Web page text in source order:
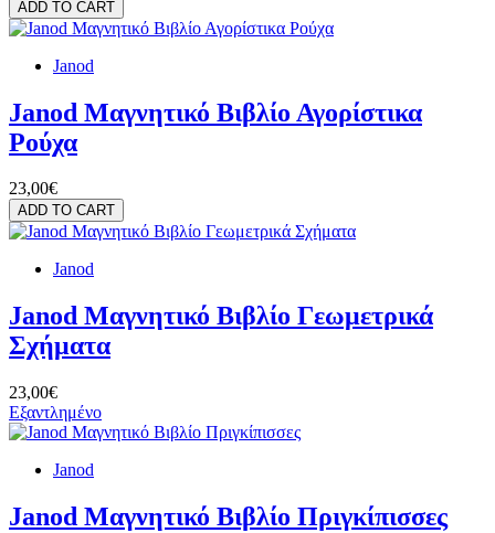
ADD TO CART
Janod
Janod Μαγνητικό Βιβλίο Αγορίστικα
Ρούχα
23,00€
ADD TO CART
Janod
Janod Μαγνητικό Βιβλίο Γεωμετρικά
Σχήματα
23,00€
Εξαντλημένο
Janod
Janod Μαγνητικό Βιβλίο Πριγκίπισσες